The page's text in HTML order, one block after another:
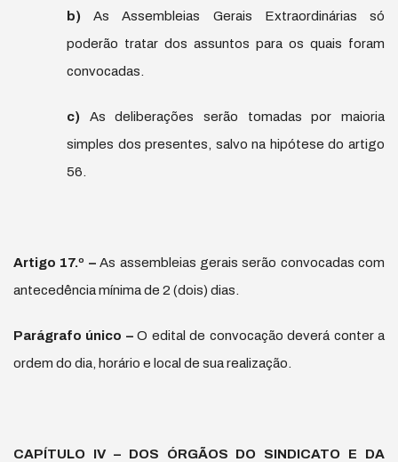
b) As Assembleias Gerais Extraordinárias só
poderão tratar dos assuntos para os quais foram
convocadas.
c) As deliberações serão tomadas por maioria
simples dos presentes, salvo na hipótese do artigo
56.
Artigo 17.º –As assembleias gerais serão convocadas com
antecedência mínima de 2 (dois) dias.
Parágrafo único –O edital de convocação deverá conter a
ordem do dia, horário e local de sua realização.
CAPÍTULO IV – DOS ÓRGÃOS DO SINDICATO E DA